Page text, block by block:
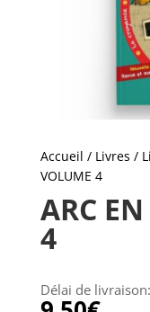
Accueil / Livres /
VOLUME 4
ARC
4
Délai de livraison: